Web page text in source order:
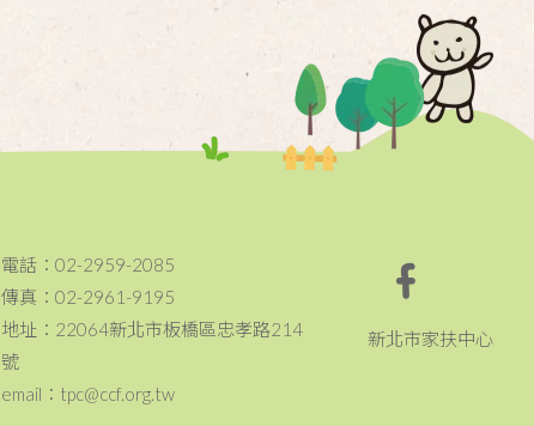
電話：02-2959-2085
傳真：02-2961-9195
地址：22064新北市板橋區忠孝路214
號
email：tpc@ccf.org.tw
新北市家扶中心